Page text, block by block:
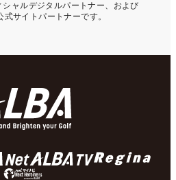
ャルデジタルパートナー、および
式サイトパートナーです。